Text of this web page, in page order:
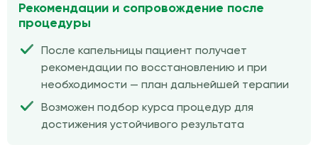
Рекомендации и сопровождение после
процедуры
После капельницы пациент получает
рекомендации по восстановлению и при
необходимости — план дальнейшей терапии
Возможен подбор курса процедур для
достижения устойчивого результата